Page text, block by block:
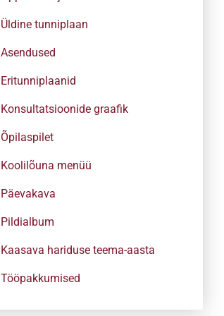
Üldine tunniplaan
Asendused
Eritunniplaanid
Konsultatsioonide graafik
Õpilaspilet
Koolilõuna menüü
Päevakava
Pildialbum
Kaasava hariduse teema-aasta
Tööpakkumised